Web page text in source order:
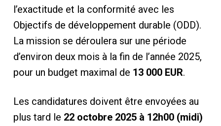
l’exactitude et la conformité avec les
Objectifs de développement durable (ODD).
La mission se déroulera sur une période
d’environ deux mois à la fin de l’année 2025,
pour un budget maximal de 13 000 EUR.
Les candidatures doivent être envoyées au
plus tard le 22 octobre 2025 à 12h00 (midi)